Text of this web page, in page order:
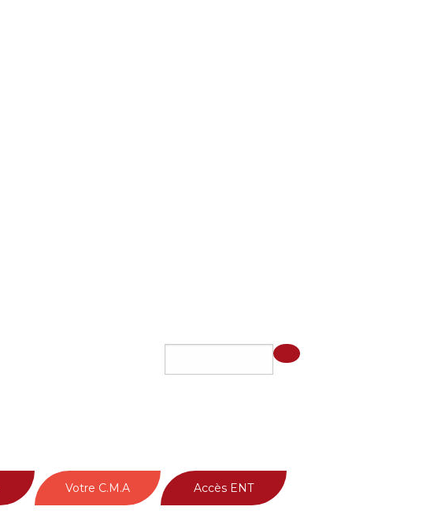
Votre C.M.A Accès ENT